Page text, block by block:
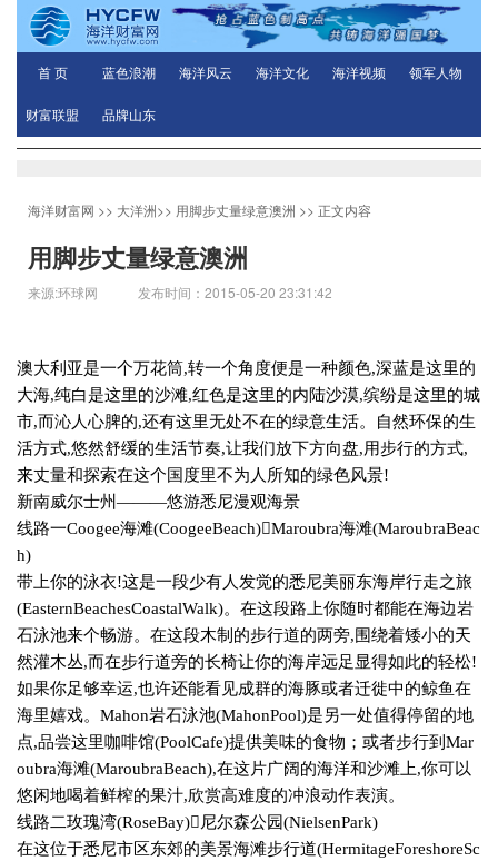
首 页 蓝色浪潮 海洋风云 海洋文化 海洋视频 领军人物
财富联盟 品牌山东
海洋财富网 >> 大洋洲>> 用脚步丈量绿意澳洲 >> 正文内容
用脚步丈量绿意澳洲
来源:环球网 发布时间：2015-05-20 23:31:42
澳大利亚是一个万花筒,转一个角度便是一种颜色,深蓝是这里的
大海,纯白是这里的沙滩,红色是这里的内陆沙漠,缤纷是这里的城
市,而沁人心脾的,还有这里无处不在的绿意生活。自然环保的生
活方式,悠然舒缓的生活节奏,让我们放下方向盘,用步行的方式,
来丈量和探索在这个国度里不为人所知的绿色风景!
新南威尔士州———悠游悉尼漫观海景
线路一Coogee海滩(CoogeeBeach)Maroubra海滩(MaroubraBeac
h)
带上你的泳衣!这是一段少有人发觉的悉尼美丽东海岸行走之旅
(EasternBeachesCoastalWalk)。在这段路上你随时都能在海边岩
石泳池来个畅游。在这段木制的步行道的两旁,围绕着矮小的天
然灌木丛,而在步行道旁的长椅让你的海岸远足显得如此的轻松!
如果你足够幸运,也许还能看见成群的海豚或者迁徙中的鲸鱼在
海里嬉戏。 Mahon岩石泳池(MahonPool)是另一处值得停留的地
点,品尝这里咖啡馆(PoolCafe)提供美味的食物；或者步行到 Mar
oubra海滩(MaroubraBeach),在这片广阔的海洋和沙滩上,你可以
悠闲地喝着鲜榨的果汁,欣赏高难度的冲浪动作表演。
线路二玫瑰湾(RoseBay)尼尔森公园(NielsenPark)
在这位于悉尼市区东郊的美景海滩步行道(HermitageForeshoreSc